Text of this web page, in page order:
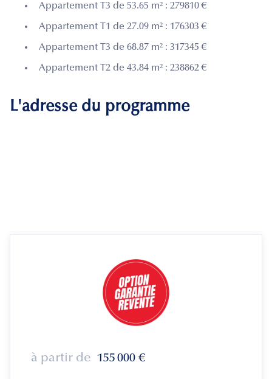
Appartement T3 de 53.65 m² : 279810 €
Appartement T1 de 27.09 m² : 176303 €
Appartement T3 de 68.87 m² : 317345 €
Appartement T2 de 43.84 m² : 238862 €
L'adresse du programme
à partir de 155 000 €